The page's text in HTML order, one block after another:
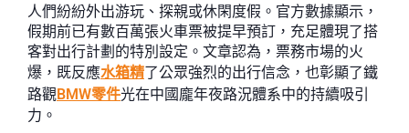
人們紛紛外出游玩、探親或休閑度假。官方數據顯示，
假期前已有數百萬張火車票被提早預訂，充足體現了搭
客對出行計劃的特別設定。文章認為，票務市場的火
爆，既反應水箱精了公眾強烈的出行信念，也彰顯了鐵
路觀BMW零件光在中國龐年夜路況體系中的持續吸引
力。